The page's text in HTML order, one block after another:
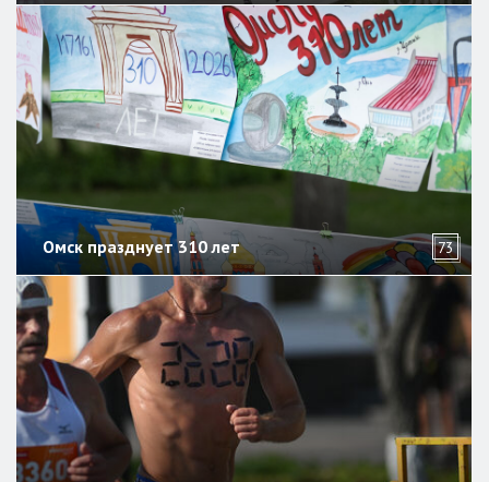
Омск празднует 310 лет 73